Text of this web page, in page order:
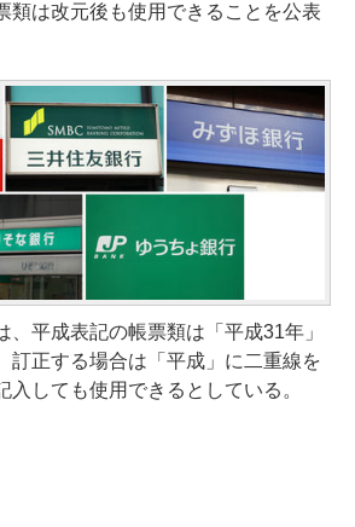
類は改元後も使用できることを公表
、平成表記の帳票類は「平成31年」
訂正する場合は「平成」に二重線を
入しても使用できるとしている。